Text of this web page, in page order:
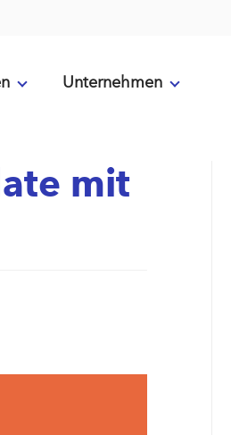
Unternehmen
mit